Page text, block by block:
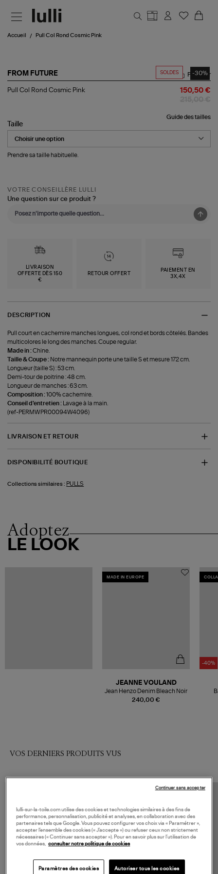
Accueil Pull Col Rond Cosmic Pink
SOLDES -30%
FROM FUTURE
Pull
Pink
Partager
Pull Col Rond Cosmic Pink 150,50 €
Guide des tailles
Taille
Prendre sa taille habituelle.
VOTRE CONSEILLÈRE LULLI
Une question sur ce produit ?
LIVRAISON
OFFERTE DÈS 150
€
RETOUR OFFERT
PAIEMENT EN
3X,4X
DESCRIPTION
Pull court en cachemire manches longues, col rond et bords côtelés. Bandes
multicolores le long des manches. Coupe regular.
Made in :Chine.
Taille & Coupe : Notre mannequin porte une taille S et mesure 172 cm.
Longueur (taille S) : 53 cm.
Demi-tour de poitrine : 48 cm.
Longueur de manches : 63 cm.
Composition :100% cachemire.
Conseil d'entretien :
Lavage à la main.
(ref-PERMWPR00094W4096)
LIVRAISON ET RETOUR
DISPONIBILITÉ BOUTIQUE
Collections similaires : PULLS
Adoptez
LE LOOK
MADE IN EUROPE
240,00 €
JEANNE VOULAND
Jean Henzo Denim Bleach Noir
-40%
VOS DERNIERS PRODUITS VUS
lulli-sur-la-toile.com utilise des cookies et technologies similaires à des fins de
performance, personnalisation, publicité et analyses, en collaboration avec des
partenaires tels que Google. Vous pouvez configurer vos choix via « Paramétrer »,
accepter l’ensemble des cookies (« J’accepte ») ou refuser ceux non strictement
nécessaires (« Continuer sans accepter »). Pour en savoir plus sur l’utilisation de
vos données,
consulter notre politique de cookies
Paramètres des cookies Autoriser tous les cookies
Continuer sans accepter